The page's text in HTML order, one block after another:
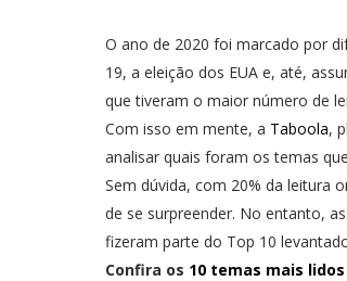
O ano de 2020 foi marcado por
19, a eleição dos EUA e, até,
que tiveram o maior número de
Com isso em mente, a Taboola,
analisar quais foram os temas
Sem dúvida, com 20% da leitura
de se surpreender. No entanto,
fizeram parte do Top 10
Confira os 10 temas mais